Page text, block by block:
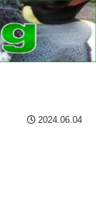
2024.06.04